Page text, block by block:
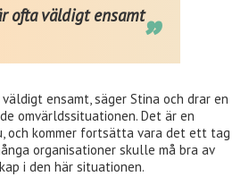
ofta väldigt ensamt
ensamt, säger Stina och drar en
omvärldssituationen. Det är en
och kommer fortsätta vara det ett tag
organisationer skulle må bra av
i den här situationen.